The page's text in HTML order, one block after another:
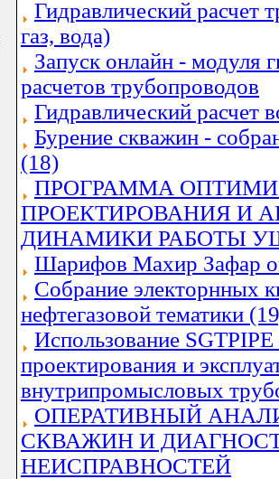
Гидравлический расчет
газ, вода)
Запуск онлайн - модуля
расчетов трубопроводов
Гидравлический расчет
Бурение скважин -
(18)
ПРОГРАММА
ПРОЕКТИРОВАНИЯ И
ДИНАМИКИ РАБОТЫ
Шарифов Махир Зафар
Собрание электорнных
нефтегазовой тематики
Использование
проектирования и
внутрипромысловых
ОПЕРАТИВНЫЙ
СКВАЖИН И
НЕИСПРАВНОСТЕЙ